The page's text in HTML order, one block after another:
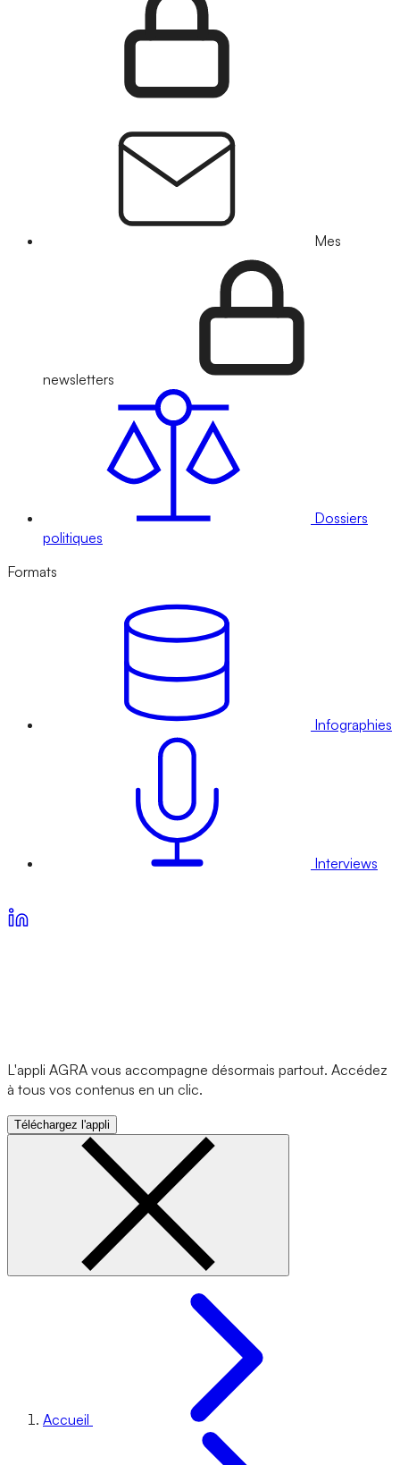
Mes
newsletters
Dossiers
politiques
Formats
Infographies
Interviews
L'appli AGRA vous accompagne désormais partout. Accédez
à tous vos contenus en un clic.
Téléchargez l'appli
Accueil